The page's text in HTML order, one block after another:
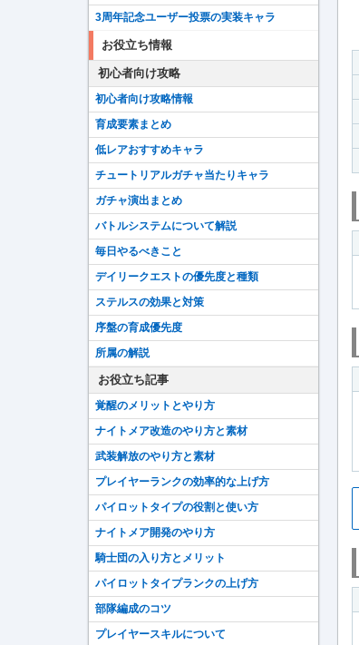
3周年記念ユーザー投票の実装キャラ
お役立ち情報
初心者向け攻略
初心者向け攻略情報
育成要素まとめ
低レアおすすめキャラ
チュートリアルガチャ当たりキャラ
ガチャ演出まとめ
バトルシステムについて解説
毎日やるべきこと
デイリークエストの優先度と種類
ステルスの効果と対策
序盤の育成優先度
所属の解説
お役立ち記事
覚醒のメリットとやり方
ナイトメア改造のやり方と素材
武装解放のやり方と素材
プレイヤーランクの効率的な上げ方
パイロットタイプの役割と使い方
ナイトメア開発のやり方
騎士団の入り方とメリット
パイロットタイプランクの上げ方
部隊編成のコツ
プレイヤースキルについて